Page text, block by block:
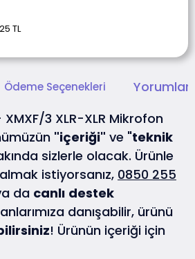
TL
Ödeme Seçenekleri
3 XLR-XLR Mikrofon
"içeriği" ve "teknik
sizlerle olacak. Ürünle
almak istiyorsanız, 0850 255
da canlı destek
danışabilir, ürünü
! Ürünün içeriği için